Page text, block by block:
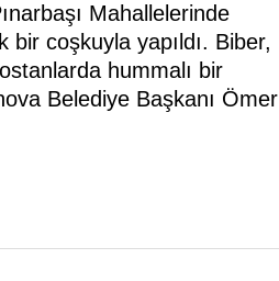
Mahallelerinde
bir coşkuyla yapıldı. Biber,
hummalı bir
Belediye Başkanı Ömer